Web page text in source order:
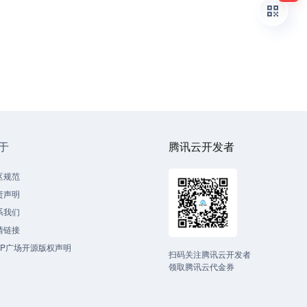
规范
声明
我们
链接
广场开源版权声明
腾讯云开发者
扫码关注腾讯云开发者
领取腾讯云代金券